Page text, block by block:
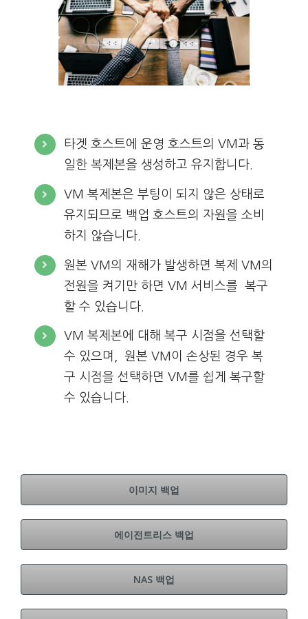
타겟 호스트에 운영 호스트의 VM과 동
일한 복제본을 생성하고 유지합니다.
VM 복제본은 부팅이 되지 않은 상태로
유지되므로 백업 호스트의 자원을 소비
하지 않습니다.
원본 VM의 재해가 발생하면 복제 VM의
전원을 켜기만 하면 VM 서비스를 복구
할 수 있습니다.
VM 복제본에 대해 복구 시점을 선택할
수 있으며, 원본 VM이 손상된 경우 복
구 시점을 선택하면 VM를 쉽게 복구할
수 있습니다.
이미지 백업
에이전트리스 백업
NAS 백업